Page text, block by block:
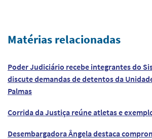
Matérias relacionadas
Poder Judiciário recebe integrantes do
discute demandas de detentos da
Palmas
Corrida da Justiça reúne atletas e
Desembargadora Ângela destaca